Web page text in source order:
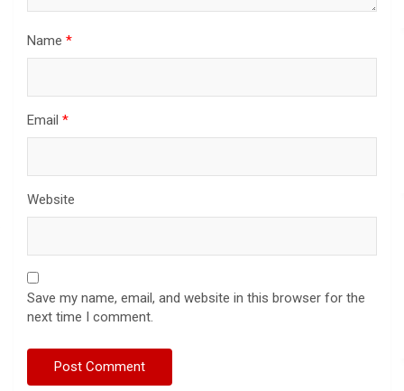
Name *
Email *
Website
Save my name, email, and website in this browser for the
next time I comment.